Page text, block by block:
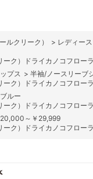
ルクリーク） > レディース
ク）ドライカノコフロー
ップス > 半袖/ノースリーブ
ク）ドライカノコフロー
ブルー
ク）ドライカノコフロー
20,000～￥29,999
ク）ドライカノコフロー